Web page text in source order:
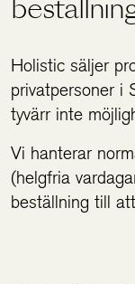
Holistics
Utbildning
För återförsäljare
Holistic säljer
privatpersoner i
tyvärr inte
Vi hanterar
(helgfria
beställning till